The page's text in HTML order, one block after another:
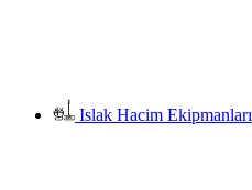
Islak Hacim Ekipmanları